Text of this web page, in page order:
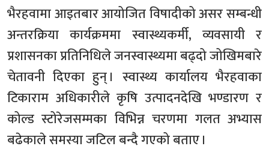
भैरहवामा आइतबार आयोजित विषादीको असर सम्बन्धी
अन्तरक्रिया कार्यक्रममा स्वास्थ्यकर्मी, व्यवसायी र
प्रशासनका प्रतिनिधिले जनस्वास्थ्यमा बढ्दो जोखिमबारे
चेतावनी दिएका हुन् । स्वास्थ्य कार्यालय भैरहवाका
टिकाराम अधिकारीले कृषि उत्पादनदेखि भण्डारण र
कोल्ड स्टोरेजसम्मका विभिन्न चरणमा गलत अभ्यास
बढेकाले समस्या जटिल बन्दै गएको बताए ।